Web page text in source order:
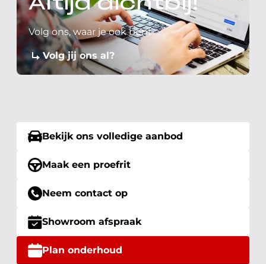
Volg ons, waar je ook bent
Volg jij ons al?
Bekijk ons volledige aanbod
Maak een proefrit
Neem contact op
Showroom afspraak
Plan onderhoud